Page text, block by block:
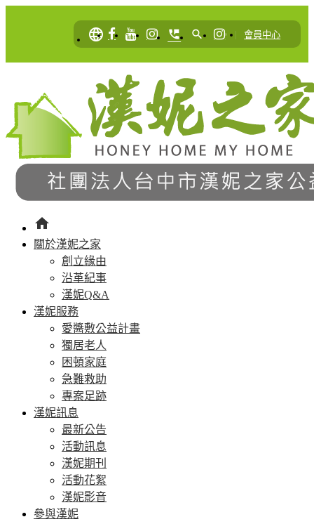
language perm_phone_msg search | 會員中心
home
關於漢妮之家
創立緣由
沿革紀事
漢妮Q&A
漢妮服務
愛醬敷公益計畫
獨居老人
困頓家庭
急難救助
專案足跡
漢妮訊息
最新公告
活動訊息
漢妮期刊
活動花絮
漢妮影音
參與漢妮